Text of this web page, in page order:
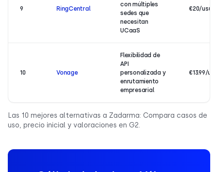
9 RingCentral
con múltiples
sedes que
necesitan
UCaaS
€20/
10 Vonage
Flexibilidad de
API
personalizada y
enrutamiento
empresarial
€13.99/
Las 10 mejores alternativas a Zadarma: Compara casos de
uso, precio inicial y valoraciones en G2.